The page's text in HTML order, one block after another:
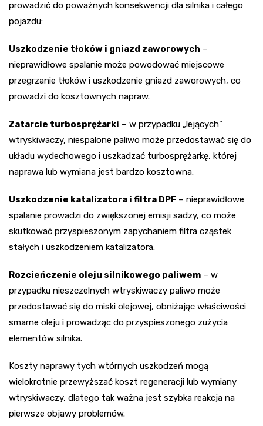
prowadzić do poważnych konsekwencji dla silnika i całego
pojazdu:
Uszkodzenie tłoków i gniazd zaworowych –
nieprawidłowe spalanie może powodować miejscowe
przegrzanie tłoków i uszkodzenie gniazd zaworowych, co
prowadzi do kosztownych napraw.
Zatarcie turbosprężarki – w przypadku „lejących”
wtryskiwaczy, niespalone paliwo może przedostawać się do
układu wydechowego i uszkadzać turbosprężarkę, której
naprawa lub wymiana jest bardzo kosztowna.
Uszkodzenie katalizatora i filtra DPF – nieprawidłowe
spalanie prowadzi do zwiększonej emisji sadzy, co może
skutkować przyspieszonym zapychaniem filtra cząstek
stałych i uszkodzeniem katalizatora.
Rozcieńczenie oleju silnikowego paliwem – w
przypadku nieszczelnych wtryskiwaczy paliwo może
przedostawać się do miski olejowej, obniżając właściwości
smarne oleju i prowadząc do przyspieszonego zużycia
elementów silnika.
Koszty naprawy tych wtórnych uszkodzeń mogą
wielokrotnie przewyższać koszt regeneracji lub wymiany
wtryskiwaczy, dlatego tak ważna jest szybka reakcja na
pierwsze objawy problemów.